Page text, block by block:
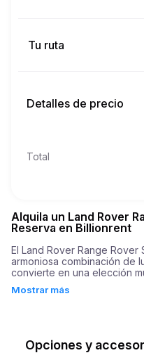
Tu ruta
Terminar
Detalles de precio
Total
Alquila un Land Rover
Reserva en Billionrent
El Land Rover Range
armoniosa combinación de
convierte en una elección
un vehículo cualquiera;
395 caballos de fuerza
pueda enfrentarse a
Mostrar más
Opciones y